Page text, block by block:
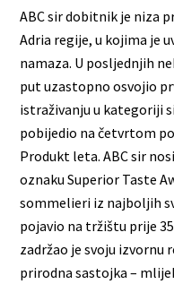
ABC sir dobitnik je niza
Adria regije, u kojima je
namaza. U posljednjih
put uzastopno osvojio
istraživanju u kategoriji
pobijedio na četvrtom
Produkt leta. ABC sir
oznaku Superior Taste
sommelieri iz najboljih
pojavio na tržištu prije
zadržao je svoju izvornu
prirodna sastojka –